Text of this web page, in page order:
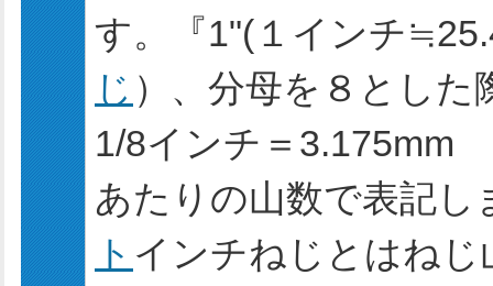
す。『1"(１インチ
じ ）、分母を８とした
1/8インチ＝3.175mm
あたりの山数で表記し
ト インチねじとはね